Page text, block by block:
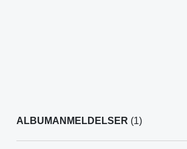
ALBUMANMELDELSER (1)